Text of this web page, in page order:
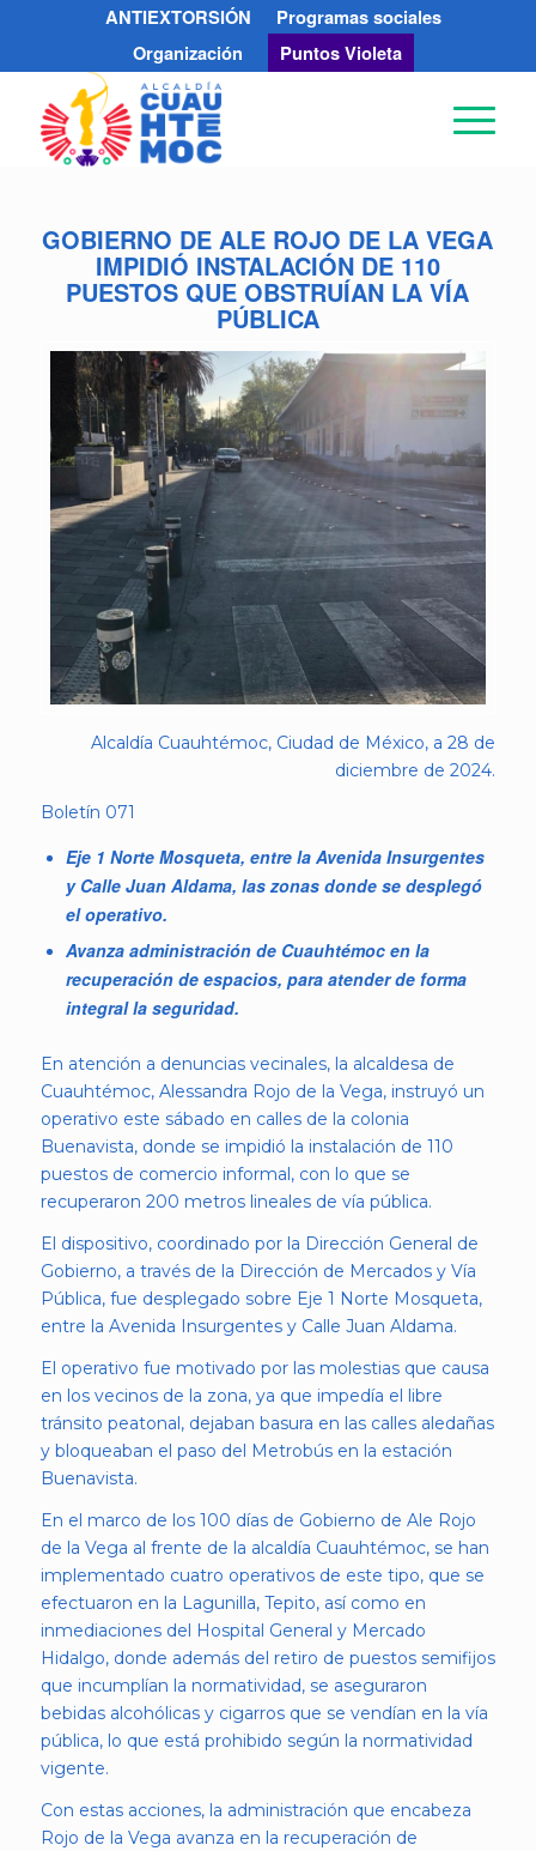
ANTIEXTORSIÓN
Programas sociales
Organización
Puntos Violeta
GOBIERNO DE ALE ROJO DE LA VEGA
IMPIDIÓ INSTALACIÓN DE 110
PUESTOS QUE OBSTRUÍAN LA VÍA
PÚBLICA
Alcaldía Cuauhtémoc, Ciudad de México, a 28 de
diciembre de 2024.
Boletín 071
Eje 1 Norte Mosqueta, entre la Avenida Insurgentes
y Calle Juan Aldama, las zonas donde se desplegó
el operativo.
Avanza administración de Cuauhtémoc en la
recuperación de espacios, para atender de forma
integral la seguridad.
En atención a denuncias vecinales, la alcaldesa de
Cuauhtémoc, Alessandra Rojo de la Vega, instruyó un
operativo este sábado en calles de la colonia
Buenavista, donde se impidió la instalación de 110
puestos de comercio informal, con lo que se
recuperaron 200 metros lineales de vía pública.
El dispositivo, coordinado por la Dirección General de
Gobierno, a través de la Dirección de Mercados y Vía
Pública, fue desplegado sobre Eje 1 Norte Mosqueta,
entre la Avenida Insurgentes y Calle Juan Aldama.
El operativo fue motivado por las molestias que causa
en los vecinos de la zona, ya que impedía el libre
tránsito peatonal, dejaban basura en las calles aledañas
y bloqueaban el paso del Metrobús en la estación
Buenavista.
En el marco de los 100 días de Gobierno de Ale Rojo
de la Vega al frente de la alcaldía Cuauhtémoc, se han
implementado cuatro operativos de este tipo, que se
efectuaron en la Lagunilla, Tepito, así como en
inmediaciones del Hospital General y Mercado
Hidalgo, donde además del retiro de puestos semifijos
que incumplían la normatividad, se aseguraron
bebidas alcohólicas y cigarros que se vendían en la vía
pública, lo que está prohibido según la normatividad
vigente.
Con estas acciones, la administración que encabeza
Rojo de la Vega avanza en la recuperación de